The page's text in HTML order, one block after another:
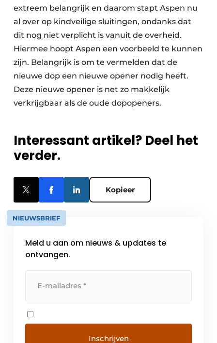
extreem belangrijk en daarom stapt Aspen nu
al over op kindveilige sluitingen, ondanks dat
dit nog niet verplicht is vanuit de overheid.
Hiermee hoopt Aspen een voorbeeld te kunnen
zijn. Belangrijk is om te vermelden dat de
nieuwe dop een nieuwe opener nodig heeft.
Deze nieuwe opener is net zo makkelijk
verkrijgbaar als de oude dopopeners.
Interessant artikel? Deel het
verder.
Kopieer
NIEUWSBRIEF
Meld u aan om nieuws & updates te
ontvangen.